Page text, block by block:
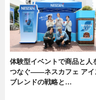
体験型イベントで商品と人
つなぐ――ネスカフェ アイ
ブレンドの戦略と…